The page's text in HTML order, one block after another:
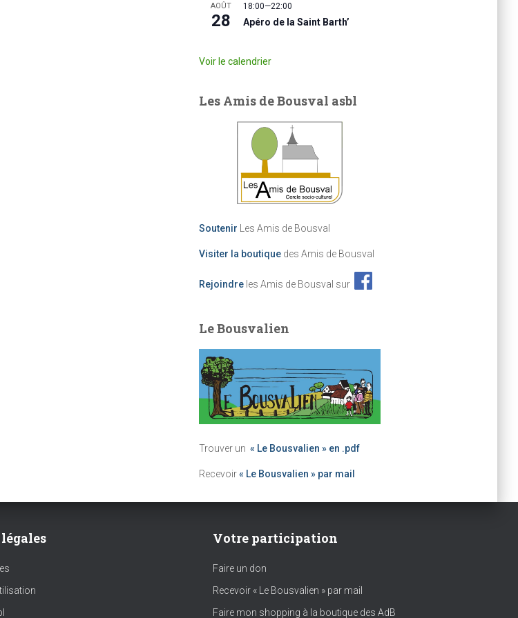
AOÛT
28
18:00—22:00
Apéro de la Saint Barth’
Voir le calendrier
Les Amis de Bousval asbl
Soutenir Les Amis de Bousval
Visiter la boutique des Amis de Bousval
Rejoindre les Amis de Bousval sur
Le Bousvalien
Trouver un « Le Bousvalien » en .pdf
Recevoir« Le Bousvalien » par mail
Votre participation
Faire un don
Recevoir « Le Bousvalien » par mail
Faire mon shopping à la boutique des AdB